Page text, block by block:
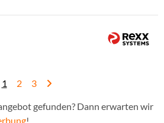
1 2 3
gefunden? Dann erwarten wir
!